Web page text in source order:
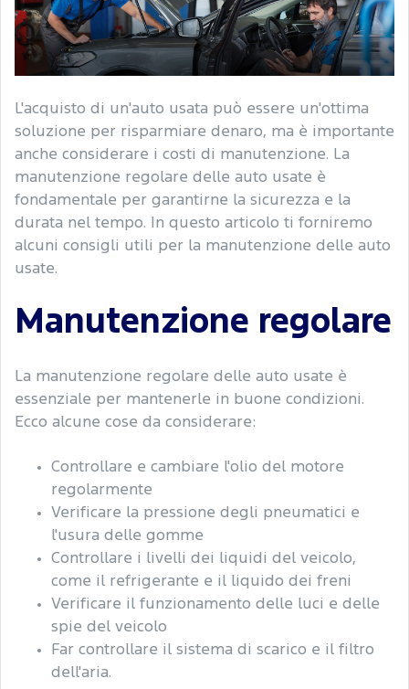
L'acquisto di un'auto usata può essere un'ottima
soluzione per risparmiare denaro, ma è importante
anche considerare i costi di manutenzione. La
manutenzione regolare delle auto usate è
fondamentale per garantirne la sicurezza e la
durata nel tempo. In questo articolo ti forniremo
alcuni consigli utili per la manutenzione delle auto
usate.
Manutenzione regolare
La manutenzione regolare delle auto usate è
essenziale per mantenerle in buone condizioni.
Ecco alcune cose da considerare:
Controllare e cambiare l'olio del motore
regolarmente
Verificare la pressione degli pneumatici e
l'usura delle gomme
Controllare i livelli dei liquidi del veicolo,
come il refrigerante e il liquido dei freni
Verificare il funzionamento delle luci e delle
spie del veicolo
Far controllare il sistema di scarico e il filtro
dell'aria.